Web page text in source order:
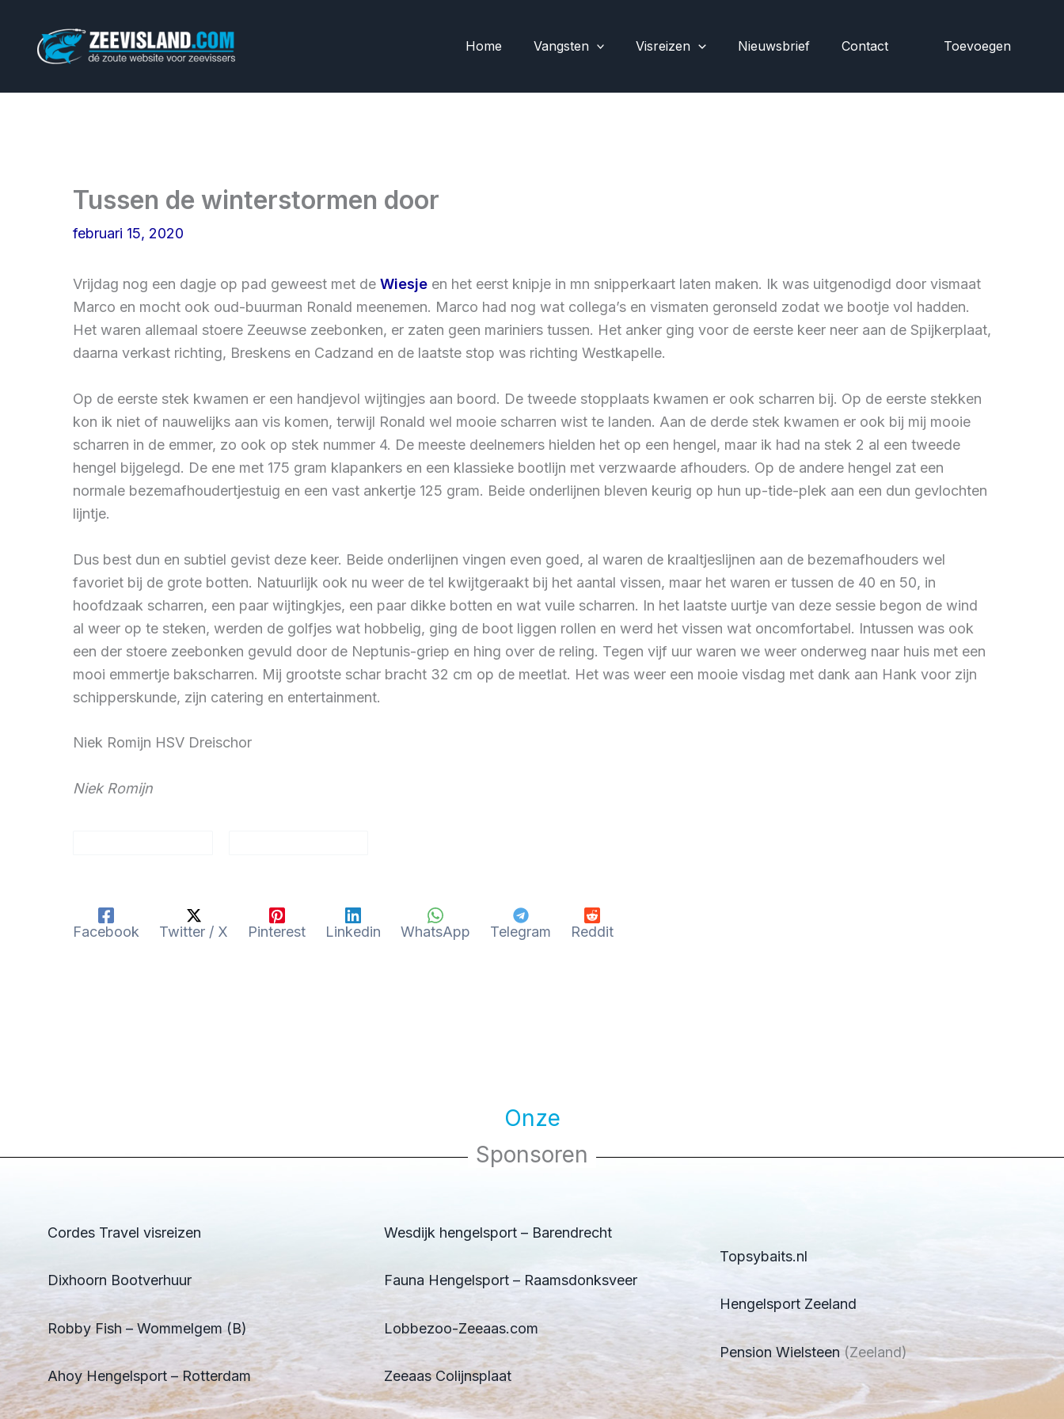
Home Vangsten Visreizen Nieuwsbrief Contact Toevoegen
Tussen de winterstormen door
februari 15, 2020
Vrijdag nog een dagje op pad geweest met de Wiesje en het eerst knipje in mn snipperkaart laten maken. Ik was uitgenodigd door vismaat
Marco en mocht ook oud-buurman Ronald meenemen. Marco had nog wat collega’s en vismaten geronseld zodat we bootje vol hadden.
Het waren allemaal stoere Zeeuwse zeebonken, er zaten geen mariniers tussen. Het anker ging voor de eerste keer neer aan de Spijkerplaat,
daarna verkast richting, Breskens en Cadzand en de laatste stop was richting Westkapelle.
Op de eerste stek kwamen er een handjevol wijtingjes aan boord. De tweede stopplaats kwamen er ook scharren bij. Op de eerste stekken
kon ik niet of nauwelijks aan vis komen, terwijl Ronald wel mooie scharren wist te landen. Aan de derde stek kwamen er ook bij mij mooie
scharren in de emmer, zo ook op stek nummer 4. De meeste deelnemers hielden het op een hengel, maar ik had na stek 2 al een tweede
hengel bijgelegd. De ene met 175 gram klapankers en een klassieke bootlijn met verzwaarde afhouders. Op de andere hengel zat een
normale bezemafhoudertjestuig en een vast ankertje 125 gram. Beide onderlijnen bleven keurig op hun up-tide-plek aan een dun gevlochten
lijntje.
Dus best dun en subtiel gevist deze keer. Beide onderlijnen vingen even goed, al waren de kraaltjeslijnen aan de bezemafhouders wel
favoriet bij de grote botten. Natuurlijk ook nu weer de tel kwijtgeraakt bij het aantal vissen, maar het waren er tussen de 40 en 50, in
hoofdzaak scharren, een paar wijtingkjes, een paar dikke botten en wat vuile scharren. In het laatste uurtje van deze sessie begon de wind
al weer op te steken, werden de golfjes wat hobbelig, ging de boot liggen rollen en werd het vissen wat oncomfortabel. Intussen was ook
een der stoere zeebonken gevuld door de Neptunis-griep en hing over de reling. Tegen vijf uur waren we weer onderweg naar huis met een
mooi emmertje bakscharren. Mij grootste schar bracht 32 cm op de meetlat. Het was weer een mooie visdag met dank aan Hank voor zijn
schipperskunde, zijn catering en entertainment.
Niek Romijn HSV Dreischor
Niek Romijn
Facebook Twitter / X Pinterest Linkedin WhatsApp Telegram Reddit
Onze
Sponsoren
Cordes Travel visreizen
Dixhoorn Bootverhuur
Robby Fish – Wommelgem (B)
Ahoy Hengelsport – Rotterdam
Wesdijk hengelsport – Barendrecht
Fauna Hengelsport – Raamsdonksveer
Lobbezoo-Zeeaas.com
Zeeaas Colijnsplaat
Topsybaits.nl
Hengelsport Zeeland
Pension Wielsteen (Zeeland)